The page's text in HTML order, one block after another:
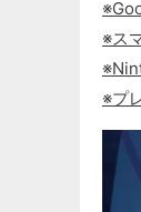
※ス
※プ